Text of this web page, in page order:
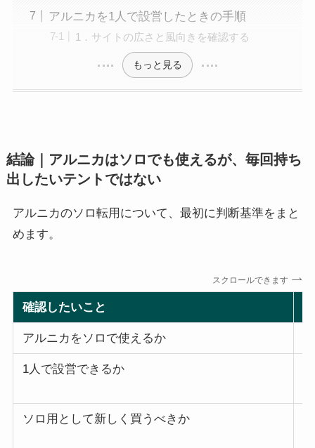
アルニカを1人で設営したときの手順
1．サイトの広さと風向きを確認する
もっと見る
結論｜アルニカはソロでも使えるが、毎回持ち
出したいテントではない
アルニカのソロ転用について、最初に判断基準をまと
めます。
スクロールできます
確認したいこと
アルニカをソロで使えるか
1人で設営できるか
ソロ用として新しく買うべきか